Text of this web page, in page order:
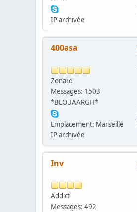
IP archivée
400asa
Zonard
Messages: 1503
*BLOUAARGH*
Emplacement: Marseille
IP archivée
Inv
Addict
Messages: 492